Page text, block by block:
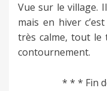
Vue sur le village.
mais en hiver
très calme, tout le
contournement.
* * * Fin